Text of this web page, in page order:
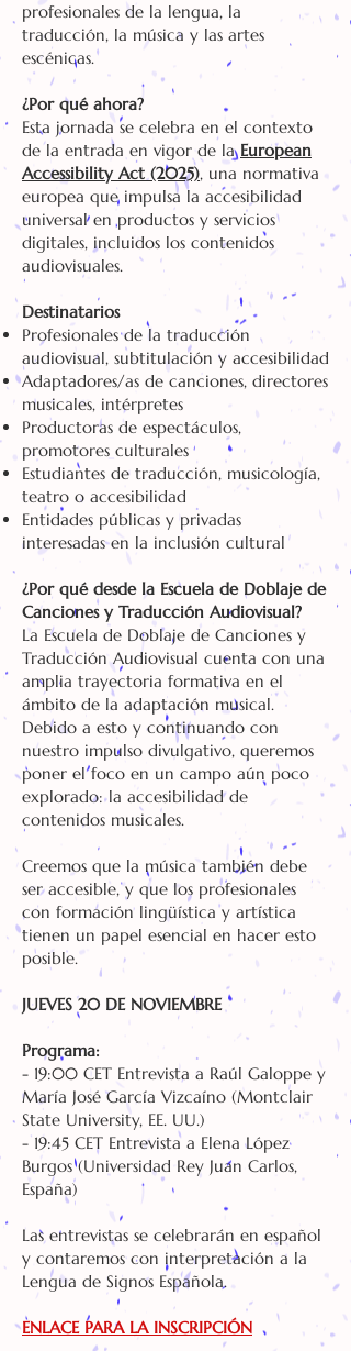
profesionales de la lengua, la
traducción, la música y las artes
escénicas.
¿Por qué ahora?
Esta jornada se celebra en el contexto
de la entrada en vigor de laEuropean
Accessibility Act (2025), una normativa
europea que impulsa la accesibilidad
universal en productos y servicios
digitales, incluidos los contenidos
audiovisuales.
Destinatarios
Profesionales de la traducción
audiovisual, subtitulación y accesibilidad
Adaptadores/as de canciones, directores
musicales, intérpretes
Productoras de espectáculos,
promotores culturales
Estudiantes de traducción, musicología,
teatro o accesibilidad
Entidades públicas y privadas
interesadas en la inclusión cultural
¿Por qué desde la Escuela de Doblaje de
Canciones y Traducción Audiovisual?
La Escuela de Doblaje de Canciones y
Traducción Audiovisual cuenta con una
amplia trayectoria formativa en el
ámbito de la adaptación musical.
Debido a esto y continuando con
nuestro impulso divulgativo, queremos
poner el foco en un campo aún poco
explorado: la accesibilidad de
contenidos musicales.
Creemos que la música también debe
ser accesible, y que los profesionales
con formación lingüística y artística
tienen un papel esencial en hacer esto
posible.
JUEVES 20 DE NOVIEMBRE
Programa:
- 19:00 CET Entrevista a Raúl Galoppe y
María José García Vizcaíno (Montclair
State University, EE. UU.)
- 19:45 CET Entrevista a Elena López
Burgos (Universidad Rey Juan Carlos,
España)
Las entrevistas se celebrarán en español
y contaremos con interpretación a la
Lengua de Signos Española.
ENLACE PARA LA INSCRIPCIÓN